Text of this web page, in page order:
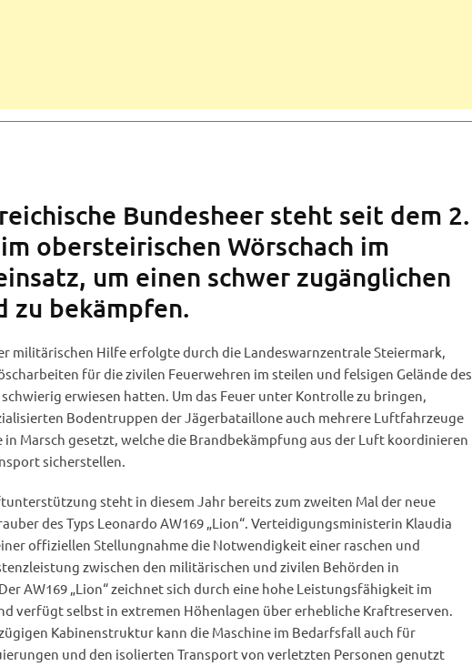
Bundesheer steht seit dem 2.
obersteirischen Wörschach im
um einen schwer zugänglichen
zu bekämpfen.
militärischen Hilfe erfolgte durch die Landeswarnzentrale Steiermark,
für die zivilen Feuerwehren im steilen und felsigen Gelände des
erwiesen hatten. Um das Feuer unter Kontrolle zu bringen,
Bodentruppen der Jägerbataillone auch mehrere Luftfahrzeuge
Marsch gesetzt, welche die Brandbekämpfung aus der Luft koordinieren
sicherstellen.
steht in diesem Jahr bereits zum zweiten Mal der neue
des Typs Leonardo AW169 „Lion“. Verteidigungsministerin Klaudia
offiziellen Stellungnahme die Notwendigkeit einer raschen und
zwischen den militärischen und zivilen Behörden in
AW169 „Lion“ zeichnet sich durch eine hohe Leistungsfähigkeit im
verfügt selbst in extremen Höhenlagen über erhebliche Kraftreserven.
Kabinenstruktur kann die Maschine im Bedarfsfall auch für
und den isolierten Transport von verletzten Personen genutzt